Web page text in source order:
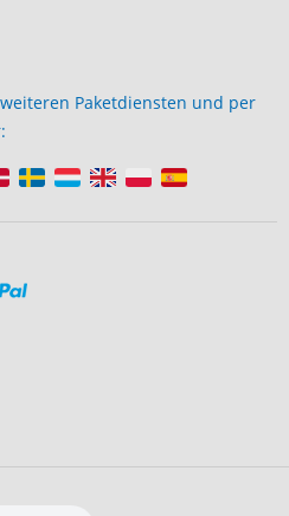
Paketdiensten und per